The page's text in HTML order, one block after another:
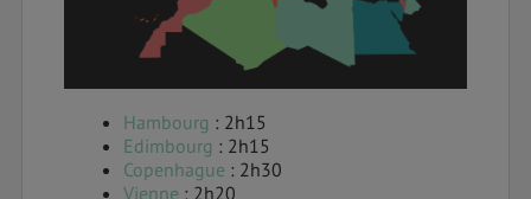
Hambourg : 2h15
Edimbourg : 2h15
Copenhague : 2h30
Vienne : 2h20